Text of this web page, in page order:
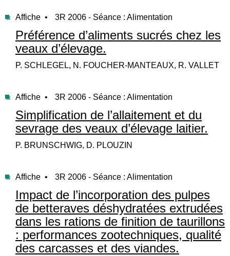
Affiche • 3R 2006 - Séance : Alimentation
Préférence d’aliments sucrés chez les
veaux d’élevage.
P. SCHLEGEL, N. FOUCHER-MANTEAUX, R. VALLET
Affiche • 3R 2006 - Séance : Alimentation
Simplification de l’allaitement et du
sevrage des veaux d’élevage laitier.
P. BRUNSCHWIG, D. PLOUZIN
Affiche • 3R 2006 - Séance : Alimentation
Impact de l’incorporation des pulpes
de betteraves déshydratées extrudées
dans les rations de finition de taurillons
: performances zootechniques, qualité
des carcasses et des viandes.